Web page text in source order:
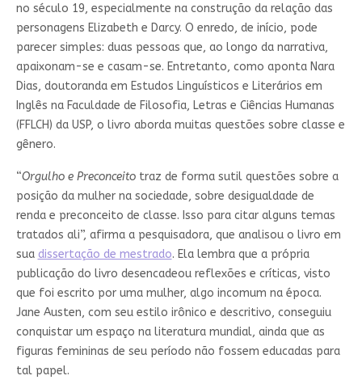
no século 19, especialmente na construção da relação das
personagens Elizabeth e Darcy. O enredo, de início, pode
parecer simples: duas pessoas que, ao longo da narrativa,
apaixonam-se e casam-se. Entretanto, como aponta Nara
Dias, doutoranda em Estudos Linguísticos e Literários em
Inglês na Faculdade de Filosofia, Letras e Ciências Humanas
(FFLCH) da USP, o livro aborda muitas questões sobre classe e
gênero.
“Orgulho e Preconceitotraz de forma sutil questões sobre a
posição da mulher na sociedade, sobre desigualdade de
renda e preconceito de classe. Isso para citar alguns temas
tratados ali”, afirma a pesquisadora, que analisou o livro em
sua dissertação de mestrado. Ela lembra que a própria
publicação do livro desencadeou reflexões e críticas, visto
que foi escrito por uma mulher, algo incomum na época.
Jane Austen, com seu estilo irônico e descritivo, conseguiu
conquistar um espaço na literatura mundial, ainda que as
figuras femininas de seu período não fossem educadas para
tal papel.